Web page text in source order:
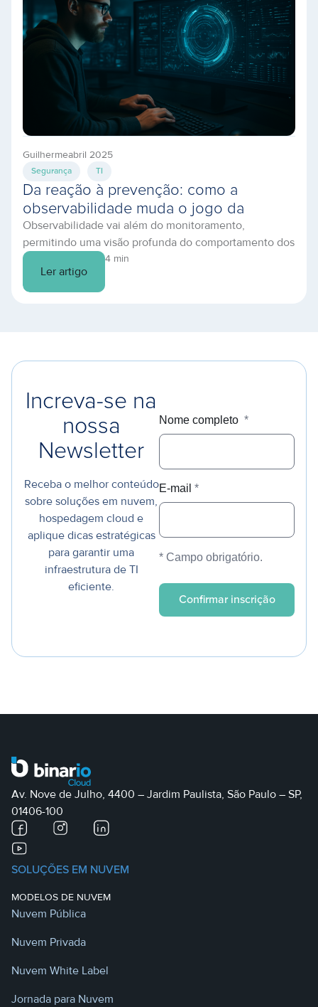
Guilhermeabril 2025
Segurança TI
Da reação à prevenção: como a
observabilidade muda o jogo da
infraestrutura em nuvem
Observabilidade vai além do monitoramento,
permitindo uma visão profunda do comportamento dos
sistemas. Descubra como prevenir falhas e otimizar
sua TI.Ler artigo
4 min
Increva-se na
nossa
Newsletter
Receba o melhor conteúdo
sobre soluções em nuvem,
hospedagem cloud e
aplique dicas estratégicas
para garantir uma
infraestrutura de TI
eficiente.
Nome completo *
E-mail *
* Campo obrigatório.
Av. Nove de Julho, 4400 – Jardim Paulista, São Paulo – SP,
01406-100
SOLUÇÕES EM NUVEM
MODELOS DE NUVEM
Nuvem Pública
Nuvem Privada
Nuvem White Label
Jornada para Nuvem